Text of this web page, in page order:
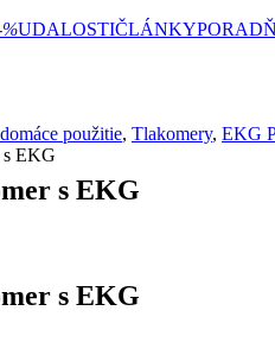
UDALOSTIČLÁNKY
použitie, Tlakomery, EKG
EKG
s EKG
s EKG